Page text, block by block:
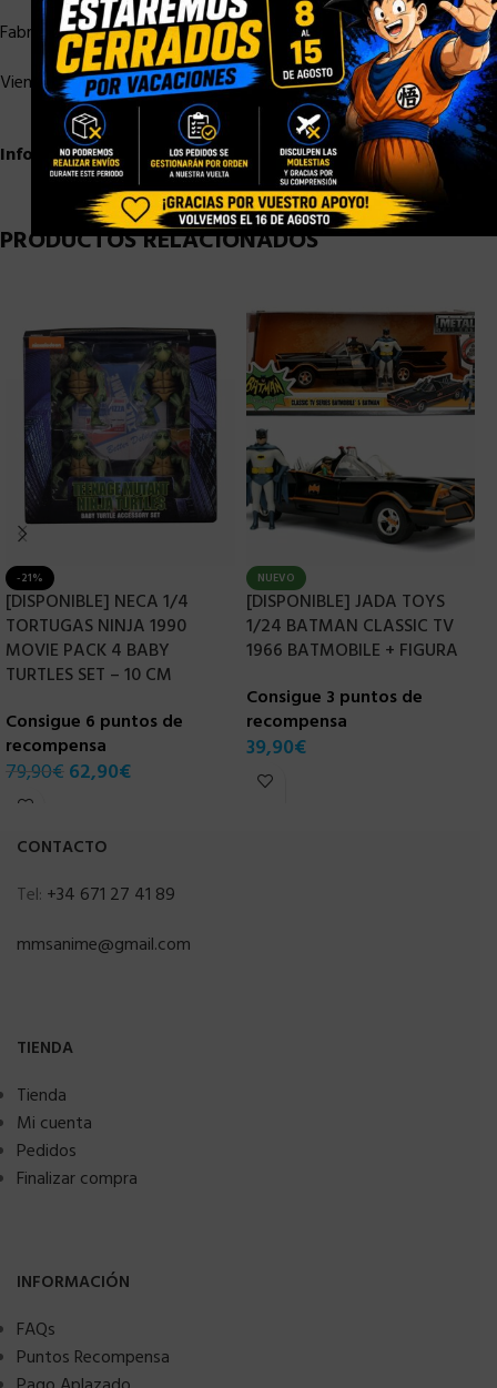
Fabricada en PVC mide un tamaño de aprox. 8 cm de altura.
Viene con una base en una caja de regalo.
Información adicional
PRODUCTOS RELACIONADOS
-21%
[DISPONIBLE] NECA 1/4
TORTUGAS NINJA 1990
MOVIE PACK 4 BABY
TURTLES SET – 10 CM
Consigue 6 puntos de
recompensa
79,90€ 62,90€
NUEVO
[DISPONIBLE] JADA TOYS
1/24 BATMAN CLASSIC TV
1966 BATMOBILE + FIGURA
Consigue 3 puntos de
recompensa
39,90€
CONTACTO
Tel: +34 671 27 41 89
mmsanime@gmail.com
TIENDA
Tienda
Mi cuenta
Pedidos
Finalizar compra
INFORMACIÓN
FAQs
Puntos Recompensa